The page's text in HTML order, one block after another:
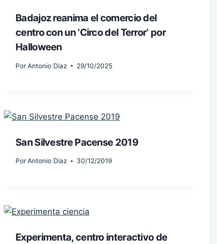
Badajoz reanima el comercio del
centro con un ‘Circo del Terror’ por
Halloween
PorAntonio Diaz 29/10/2025
San Silvestre Pacense 2019
PorAntonio Diaz 30/12/2019
Experimenta, centro interactivo de